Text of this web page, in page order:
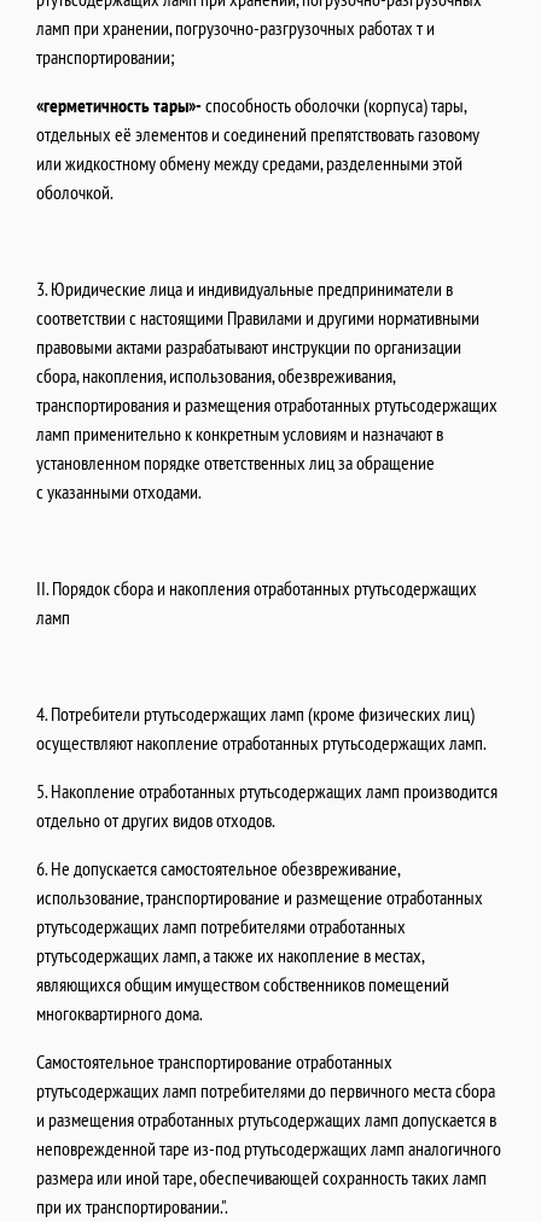
ламп при хранении, погрузочно-разгрузочных работах т и
транспортировании;
«герметичность тары»- способность оболочки (корпуса) тары,
отдельных её элементов и соединений препятствовать газовому
или жидкостному обмену между средами, разделенными этой
оболочкой.
3. Юридические лица и индивидуальные предприниматели в
соответствии с настоящими Правилами и другими нормативными
правовыми актами разрабатывают инструкции по организации
сбора, накопления, использования, обезвреживания,
транспортирования и размещения отработанных ртутьсодержащих
ламп применительно к конкретным условиям и назначают в
установленном порядке ответственных лиц за обращение
с указанными отходами.
II. Порядок сбора и накопления отработанных ртутьсодержащих
ламп
4. Потребители ртутьсодержащих ламп (кроме физических лиц)
осуществляют накопление отработанных ртутьсодержащих ламп.
5. Накопление отработанных ртутьсодержащих ламп производится
отдельно от других видов отходов.
6. Не допускается самостоятельное обезвреживание,
использование, транспортирование и размещение отработанных
ртутьсодержащих ламп потребителями отработанных
ртутьсодержащих ламп, а также их накопление в местах,
являющихся общим имуществом собственников помещений
многоквартирного дома.
Самостоятельное транспортирование отработанных
ртутьсодержащих ламп потребителями до первичного места сбора
и размещения отработанных ртутьсодержащих ламп допускается в
неповрежденной таре из-под ртутьсодержащих ламп аналогичного
размера или иной таре, обеспечивающей сохранность таких ламп
при их транспортировании.".